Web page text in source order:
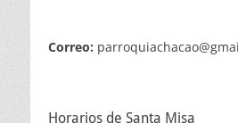
Correo:
Horarios de Santa Misa